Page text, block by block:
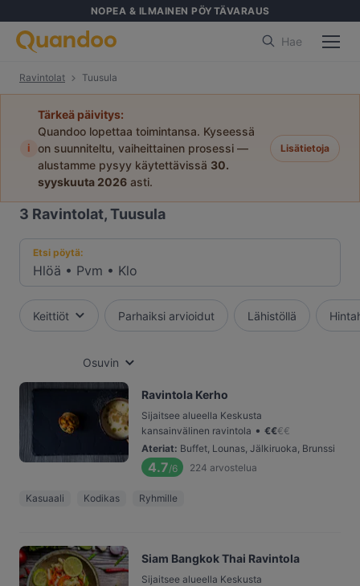
NOPEA & ILMAINEN PÖYTÄVARAUS
Hae
Ravintolat Tuusula
i
Tärkeä päivitys:
Quandoo lopettaa toimintansa. Kyseessä
on suunniteltu, vaiheittainen prosessi —
alustamme pysyy käytettävissä 30.
syyskuuta 2026 asti.
Lisätietoja
3 Ravintolat, Tuusula
Etsi pöytä:
Hlöä • Pvm • Klo
Keittiöt Parhaiksi arvioidut Lähistöllä
Osuvin
Ravintola Kerho
Sijaitsee alueella Keskusta
kansainvälinen ravintola • €€€€
Ateriat: Buffet, Lounas, Jälkiruoka, Brunssi
4.7/6 224 arvostelua
Kasuaali Kodikas Ryhmille
Siam Bangkok Thai Ravintola
Sijaitsee alueella Keskusta